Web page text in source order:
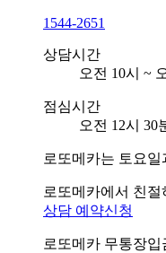
1544-2651
상담시간
오전 10시 ~
점심시간
오전 12시 30
로또메카는 토요
로또메카에서 친
상담 예약신청
로또메카 무통장입